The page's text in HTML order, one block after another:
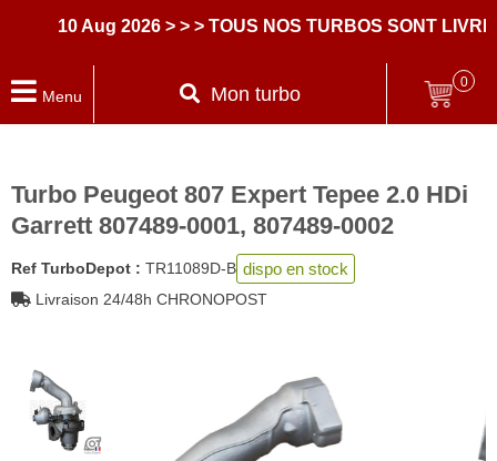
10 Aug 2026 > > > TOUS NOS TURBOS SONT LIVRES
Menu Mon turbo
0
Turbo Peugeot 807 Expert Tepee 2.0 HDi
Garrett 807489-0001, 807489-0002
Ref TurboDepot : TR11089D-B dispo en stock
Livraison 24/48h CHRONOPOST